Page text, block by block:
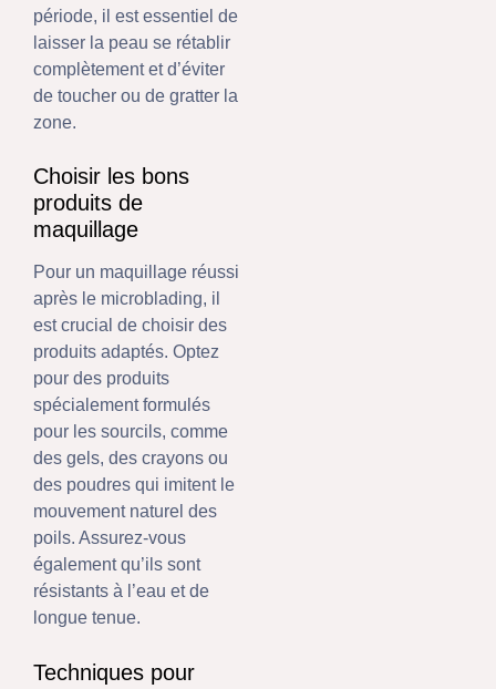
période, il est essentiel de
laisser la peau se rétablir
complètement et d’éviter
de toucher ou de gratter la
zone.
Choisir les bons
produits de
maquillage
Pour un maquillage réussi
après le microblading, il
est crucial de choisir des
produits adaptés. Optez
pour des produits
spécialement formulés
pour les sourcils, comme
des gels, des crayons ou
des poudres qui imitent le
mouvement naturel des
poils. Assurez-vous
également qu’ils sont
résistants à l’eau et de
longue tenue.
Techniques pour